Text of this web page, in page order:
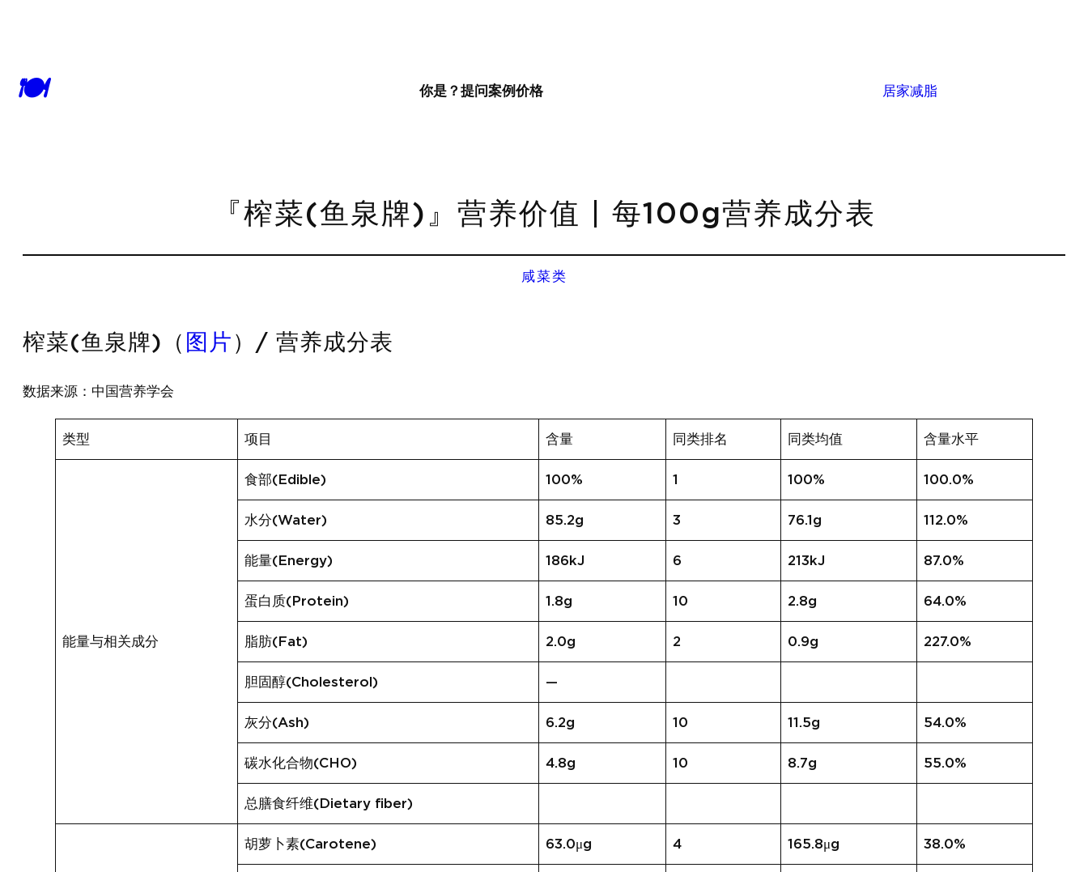
🍽 你是？ 提问案例价格 居家减脂
『榨菜(鱼泉牌)』营养价值 | 每100g营养成分表
咸菜类
榨菜(鱼泉牌)（ 图片 ）/ 营养成分表
数据来源：中国营养学会
类型 项目 含量 同类排名 同类均值 含量水平
能量与相关成分
食部(Edible) 100% 1 100% 100.0%
水分(Water) 85.2g 3 76.1g 112.0%
能量(Energy) 186kJ 6 213kJ 87.0%
蛋白质(Protein) 1.8g 10 2.8g 64.0%
脂肪(Fat) 2.0g 2 0.9g 227.0%
胆固醇(Cholesterol) —
灰分(Ash) 6.2g 10 11.5g 54.0%
碳水化合物(CHO) 4.8g 10 8.7g 55.0%
总膳食纤维(Dietary fiber)
胡萝卜素(Carotene) 63.0μg 4 165.8μg 38.0%